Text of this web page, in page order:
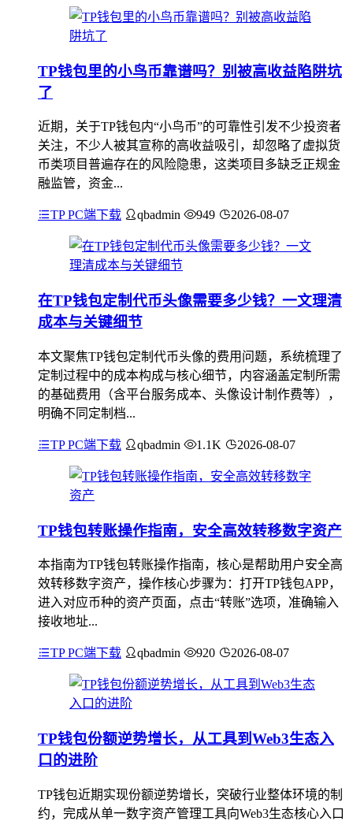
TP钱包里的小鸟币靠谱吗？别被高收益陷阱坑
了
近期，关于TP钱包内“小鸟币”的可靠性引发不少投资者
关注，不少人被其宣称的高收益吸引，却忽略了虚拟货
币类项目普遍存在的风险隐患，这类项目多缺乏正规金
融监管，资金...
TP PC端下载 qbadmin 949 2026-08-07
在TP钱包定制代币头像需要多少钱？一文理清
成本与关键细节
本文聚焦TP钱包定制代币头像的费用问题，系统梳理了
定制过程中的成本构成与核心细节，内容涵盖定制所需
的基础费用（含平台服务成本、头像设计制作费等），
明确不同定制档...
TP PC端下载 qbadmin 1.1K 2026-08-07
TP钱包转账操作指南，安全高效转移数字资产
本指南为TP钱包转账操作指南，核心是帮助用户安全高
效转移数字资产，操作核心步骤为：打开TP钱包APP，
进入对应币种的资产页面，点击“转账”选项，准确输入
接收地址...
TP PC端下载 qbadmin 920 2026-08-07
TP钱包份额逆势增长，从工具到Web3生态入
口的进阶
TP钱包近期实现份额逆势增长，突破行业整体环境的制
约，完成从单一数字资产管理工具向Web3生态核心入口